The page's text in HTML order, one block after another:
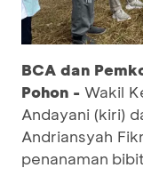
BCA dan
Pohon - Wakil
Andayani (kiri)
Andriansyah
penanaman